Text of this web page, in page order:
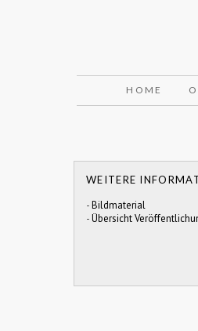
HOME
WEITERE
-Bildmaterial
-Übersicht